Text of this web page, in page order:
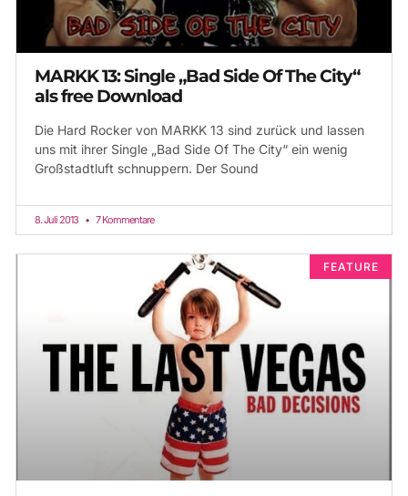
MARKK 13: Single „Bad Side Of The City“
als free Download
Die Hard Rocker von MARKK 13 sind zurück und lassen
uns mit ihrer Single „Bad Side Of The City“ ein wenig
Großstadtluft schnuppern. Der Sound
8. Juli 2013 7 Kommentare
FEATURE